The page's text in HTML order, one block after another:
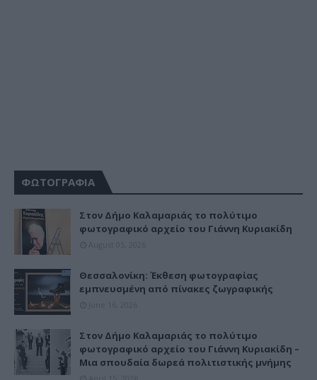
ΦΩΤΟΓΡΑΦΙΑ
Στον Δήμο Καλαμαριάς το πολύτιμο
φωτογραφικό αρχείο του Γιάννη Κυριακίδη
Θεσσαλονίκη: Έκθεση φωτογραφίας
εμπνευσμένη από πίνακες ζωγραφικής
Στον Δήμο Καλαμαριάς το πολύτιμο
φωτογραφικό αρχείο του Γιάννη Κυριακίδη –
Μια σπουδαία δωρεά πολιτιστικής μνήμης